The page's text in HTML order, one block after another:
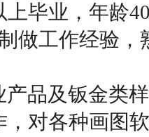
上毕业，年龄
做工作经验
产品及钣金类
，对各种画图